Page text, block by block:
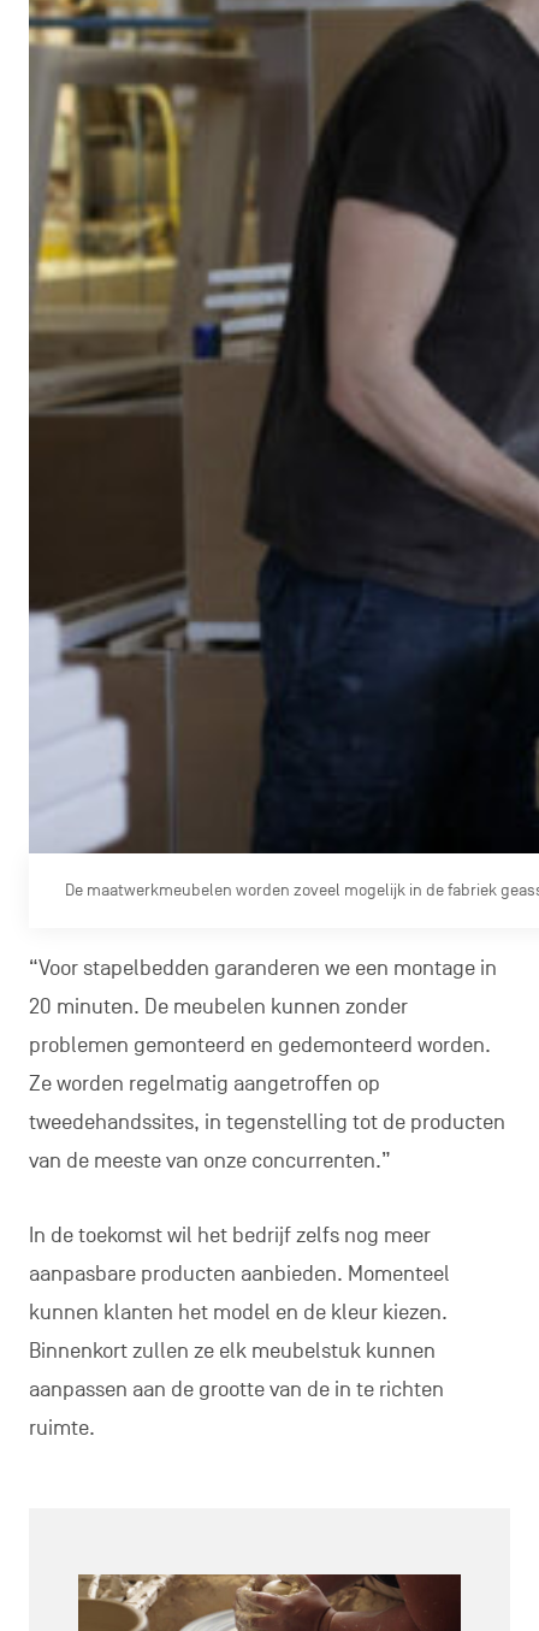
De maatwerkmeubelen worden zoveel mogelijk in de fabriek
“Voor stapelbedden garanderen we een montage in
20 minuten. De meubelen kunnen zonder
problemen gemonteerd en gedemonteerd worden.
Ze worden regelmatig aangetroffen op
tweedehandssites, in tegenstelling tot de producten
van de meeste van onze concurrenten.”
In de toekomst wil het bedrijf zelfs nog meer
aanpasbare producten aanbieden. Momenteel
kunnen klanten het model en de kleur kiezen.
Binnenkort zullen ze elk meubelstuk kunnen
aanpassen aan de grootte van de in te richten
ruimte.